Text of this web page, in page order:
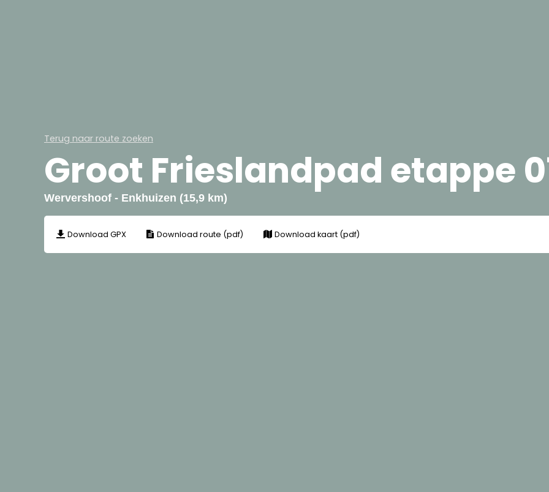
Terug naar route zoeken
Groot Frieslandpad etappe
Wervershoof - Enkhuizen (15,9 km)
Download GPX Download route (pdf) Download kaart (pdf)